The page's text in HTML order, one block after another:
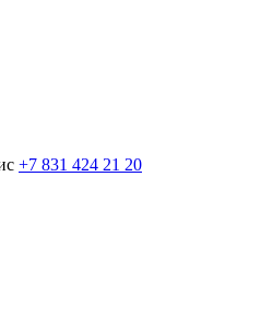
+7 831 424 21 20